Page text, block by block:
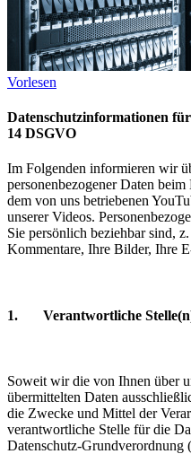
Vorlesen
Datenschutzinformationen
14 DSGVO ​
Im Folgenden informieren wir
personenbezogener Daten
dem von uns betriebenen
unserer Videos.
Sie persönlich beziehbar sind,
Kommentare, Ihre Bilder, Ihre
1. Verantwortliche Stelle(n)
Soweit wir die von Ihnen über
übermittelten Daten
die Zwecke und Mittel der
verantwortliche Stelle für die
Datenschutz-